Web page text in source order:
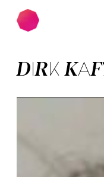
Zum Hauptinhalt
DIRK